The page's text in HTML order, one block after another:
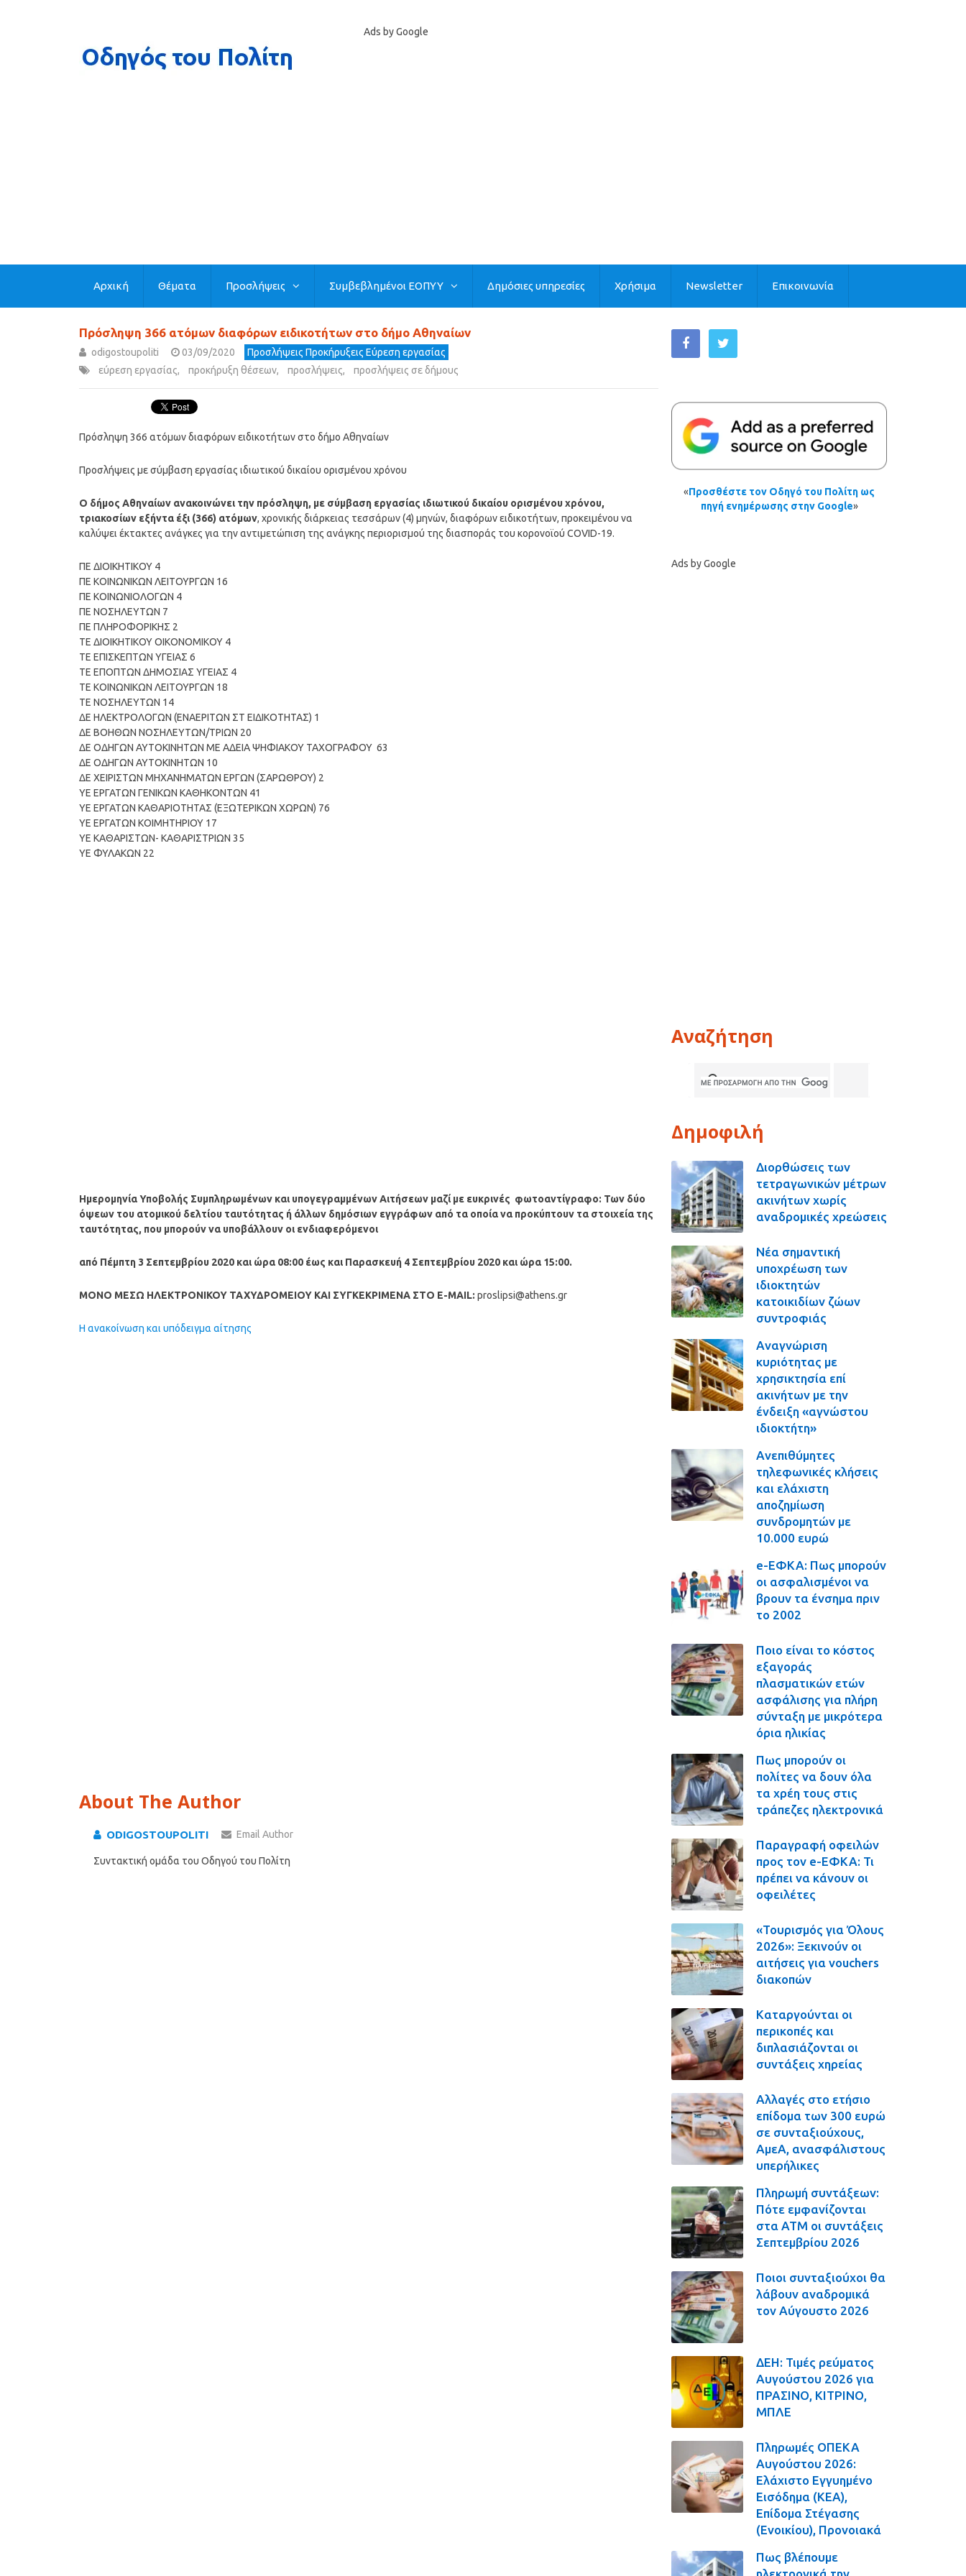
Ads by Google
Αρχική Θέματα Προσλήψεις Συμβεβλημένοι ΕΟΠΥΥ Δημόσιες υπηρεσίες Χρήσιμα Newsletter Επικοινωνία
Πρόσληψη 366 ατόμων διαφόρων ειδικοτήτων στο δήμο Αθηναίων
odigostoupoliti 03/09/2020
Προσλήψεις Προκήρυξεις Εύρεση εργασίας
εύρεση εργασίας, προκήρυξη θέσεων, προσλήψεις, προσλήψεις σε δήμους
Πρόσληψη 366 ατόμων διαφόρων ειδικοτήτων στο δήμο Αθηναίων
Προσλήψεις με σύμβαση εργασίας ιδιωτικού δικαίου ορισμένου χρόνου
Ο δήμος Αθηναίων ανακοινώνει την πρόσληψη, με σύμβαση εργασίας ιδιωτικού δικαίου ορισμένου χρόνου,
τριακοσίων εξήντα έξι (366) ατόμων, χρονικής διάρκειας τεσσάρων (4) μηνών, διαφόρων ειδικοτήτων, προκειμένου να
καλύψει έκτακτες ανάγκες για την αντιμετώπιση της ανάγκης περιορισμού της διασποράς του κορονοϊού COVID-19.
ΠΕ ΔΙΟΙΚΗΤΙΚΟΥ 4
ΠΕ ΚΟΙΝΩΝΙΚΩΝ ΛΕΙΤΟΥΡΓΩΝ 16
ΠΕ ΚΟΙΝΩΝΙΟΛΟΓΩΝ 4
ΠΕ ΝΟΣΗΛΕΥΤΩΝ 7
ΠΕ ΠΛΗΡΟΦΟΡΙΚΗΣ 2
ΤΕ ΔΙΟΙΚΗΤΙΚΟΥ ΟΙΚΟΝΟΜΙΚΟΥ 4
ΤΕ ΕΠΙΣΚΕΠΤΩΝ ΥΓΕΙΑΣ 6
ΤΕ ΕΠΟΠΤΩΝ ΔΗΜΟΣΙΑΣ ΥΓΕΙΑΣ 4
ΤΕ ΚΟΙΝΩΝΙΚΩΝ ΛΕΙΤΟΥΡΓΩΝ 18
ΤΕ ΝΟΣΗΛΕΥΤΩΝ 14
ΔΕ ΗΛΕΚΤΡΟΛΟΓΩΝ (ΕΝΑΕΡΙΤΩΝ ΣΤ ΕΙΔΙΚΟΤΗΤΑΣ) 1
ΔΕ ΒΟΗΘΩΝ ΝΟΣΗΛΕΥΤΩΝ/ΤΡΙΩΝ 20
ΔΕ ΟΔΗΓΩΝ ΑΥΤΟΚΙΝΗΤΩΝ ΜΕ ΑΔΕΙΑ ΨΗΦΙΑΚΟΥ ΤΑΧΟΓΡΑΦΟΥ 63
ΔΕ ΟΔΗΓΩΝ ΑΥΤΟΚΙΝΗΤΩΝ 10
ΔΕ ΧΕΙΡΙΣΤΩΝ ΜΗΧΑΝΗΜΑΤΩΝ ΕΡΓΩΝ (ΣΑΡΩΘΡΟΥ) 2
ΥΕ ΕΡΓΑΤΩΝ ΓΕΝΙΚΩΝ ΚΑΘΗΚΟΝΤΩΝ 41
ΥΕ ΕΡΓΑΤΩΝ ΚΑΘΑΡΙΟΤΗΤΑΣ (ΕΞΩΤΕΡΙΚΩΝ ΧΩΡΩΝ) 76
ΥΕ ΕΡΓΑΤΩΝ ΚΟΙΜΗΤΗΡΙΟΥ 17
ΥΕ ΚΑΘΑΡΙΣΤΩΝ- ΚΑΘΑΡΙΣΤΡΙΩΝ 35
ΥΕ ΦΥΛΑΚΩΝ 22
Ημερομηνία Υποβολής Συμπληρωμένων και υπογεγραμμένων Αιτήσεων μαζί με ευκρινές φωτοαντίγραφο: Των δύο
όψεων του ατομικού δελτίου ταυτότητας ή άλλων δημόσιων εγγράφων από τα οποία να προκύπτουν τα στοιχεία της
ταυτότητας, που μπορούν να υποβάλλουν οι ενδιαφερόμενοι
από Πέμπτη 3 Σεπτεμβρίου 2020 και ώρα 08:00 έως και Παρασκευή 4 Σεπτεμβρίου 2020 και ώρα 15:00.
MONO ΜΕΣΩ ΗΛΕΚΤΡΟΝΙΚΟΥ ΤΑΧΥΔΡΟΜΕΙΟΥ ΚΑΙ ΣΥΓΚΕΚΡΙΜΕΝΑ ΣΤΟ E-MAIL: proslipsi@athens.gr
Η ανακοίνωση και υπόδειγμα αίτησης
About The Author
ODIGOSTOUPOLITI Email Author
Συντακτική ομάδα του Οδηγού του Πολίτη
«Προσθέστε τον Οδηγό του Πολίτη ως
πηγή ενημέρωσης στην Google»
Ads by Google
Αναζήτηση
Δημοφιλή
Διορθώσεις των
τετραγωνικών μέτρων
ακινήτων χωρίς
αναδρομικές χρεώσεις
Νέα σημαντική
υποχρέωση των
ιδιοκτητών
κατοικιδίων ζώων
συντροφιάς
Αναγνώριση
κυριότητας με
χρησικτησία επί
ακινήτων με την
ένδειξη «αγνώστου
ιδιοκτήτη»
Ανεπιθύμητες
τηλεφωνικές κλήσεις
και ελάχιστη
αποζημίωση
συνδρομητών με
10.000 ευρώ
e-ΕΦΚΑ: Πως μπορούν
οι ασφαλισμένοι να
βρουν τα ένσημα πριν
το 2002
Ποιο είναι το κόστος
εξαγοράς
πλασματικών ετών
ασφάλισης για πλήρη
σύνταξη με μικρότερα
όρια ηλικίας
Πως μπορούν οι
πολίτες να δουν όλα
τα χρέη τους στις
τράπεζες ηλεκτρονικά
Παραγραφή οφειλών
προς τον e-ΕΦΚΑ: Τι
πρέπει να κάνουν οι
οφειλέτες
«Τουρισμός για Όλους
2026»: Ξεκινούν οι
αιτήσεις για vouchers
διακοπών
Καταργούνται οι
περικοπές και
διπλασιάζονται οι
συντάξεις χηρείας
Αλλαγές στο ετήσιο
επίδομα των 300 ευρώ
σε συνταξιούχους,
ΑμεΑ, ανασφάλιστους
υπερήλικες
Πληρωμή συντάξεων:
Πότε εμφανίζονται
στα ΑΤΜ οι συντάξεις
Σεπτεμβρίου 2026
Ποιοι συνταξιούχοι θα
λάβουν αναδρομικά
τον Αύγουστο 2026
ΔΕΗ: Τιμές ρεύματος
Αυγούστου 2026 για
ΠΡΑΣΙΝΟ, ΚΙΤΡΙΝΟ,
ΜΠΛΕ
Πληρωμές ΟΠΕΚΑ
Αυγούστου 2026:
Ελάχιστο Εγγυημένο
Εισόδημα (ΚΕΑ),
Επίδομα Στέγασης
(Ενοικίου), Προνοιακά
Πως βλέπουμε